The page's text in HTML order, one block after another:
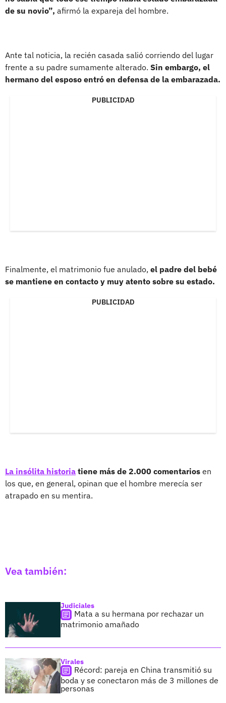
de su novio”, afirmó la expareja del hombre.
Ante tal noticia, la recién casada salió corriendo del lugar
frente a su padre sumamente alterado. Sin embargo, el
hermano del esposo entró en defensa de la embarazada.
PUBLICIDAD
Finalmente, el matrimonio fue anulado, el padre del bebé
se mantiene en contacto y muy atento sobre su estado.
PUBLICIDAD
La insólita historia tiene más de 2.000 comentarios en
los que, en general, opinan que el hombre merecía ser
atrapado en su mentira.
Vea también:
Judiciales
Mata a su hermana por rechazar un
matrimonio amañado
Virales
Récord: pareja en China transmitió su
boda y se conectaron más de 3 millones de
personas